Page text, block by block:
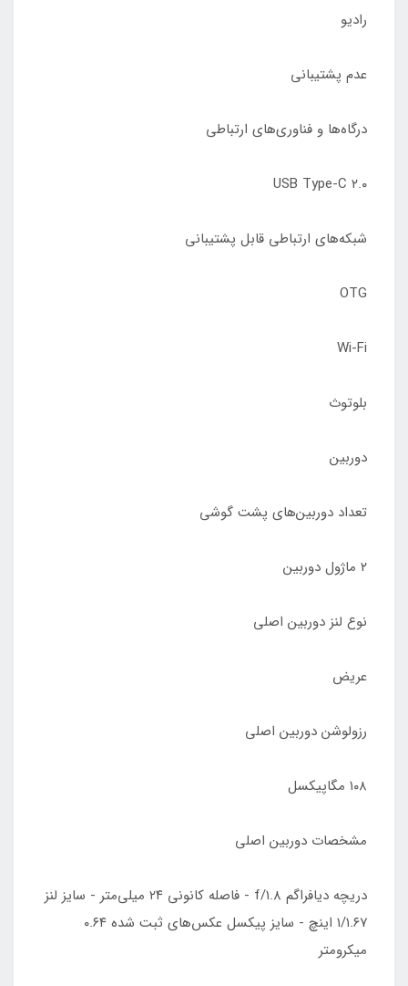
رادیو
عدم پشتیبانی
درگاه‌ها و فناوری‌های ارتباطی
USB Type-C ۲.۰
شبکه‌های ارتباطی قابل پشتیبانی
OTG
Wi-Fi
بلوتوث
دوربین
تعداد دوربین‌های پشت گوشی
۲ ماژول دوربین
نوع لنز دوربین اصلی
عریض
رزولوشن دوربین اصلی
۱۰۸ مگاپیکسل
مشخصات دوربین اصلی
دریچه دیافراگم f/۱.۸ - فاصله کانونی ۲۴ میلی‌متر - سایز لنز
۱/۱.۶۷ اینچ - سایز پیکسل عکس‌های ثبت شده ۰.۶۴
میکرومتر